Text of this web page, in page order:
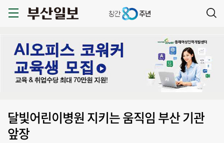
달빛어린이병원 지키는 움직임 부산 기관
앞장